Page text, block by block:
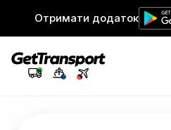
Отримати додаток